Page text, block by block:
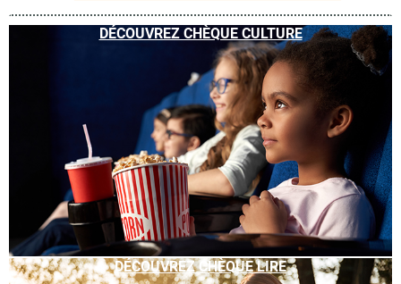
DÉCOUVREZ CHÈQUE CULTURE
DÉCOUVREZ CHÈQUE LIRE